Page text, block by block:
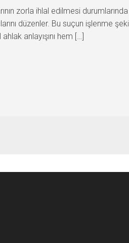
zorla ihlal edilmesi
düzenler. Bu suçun işlenme
anlayışını hem […]